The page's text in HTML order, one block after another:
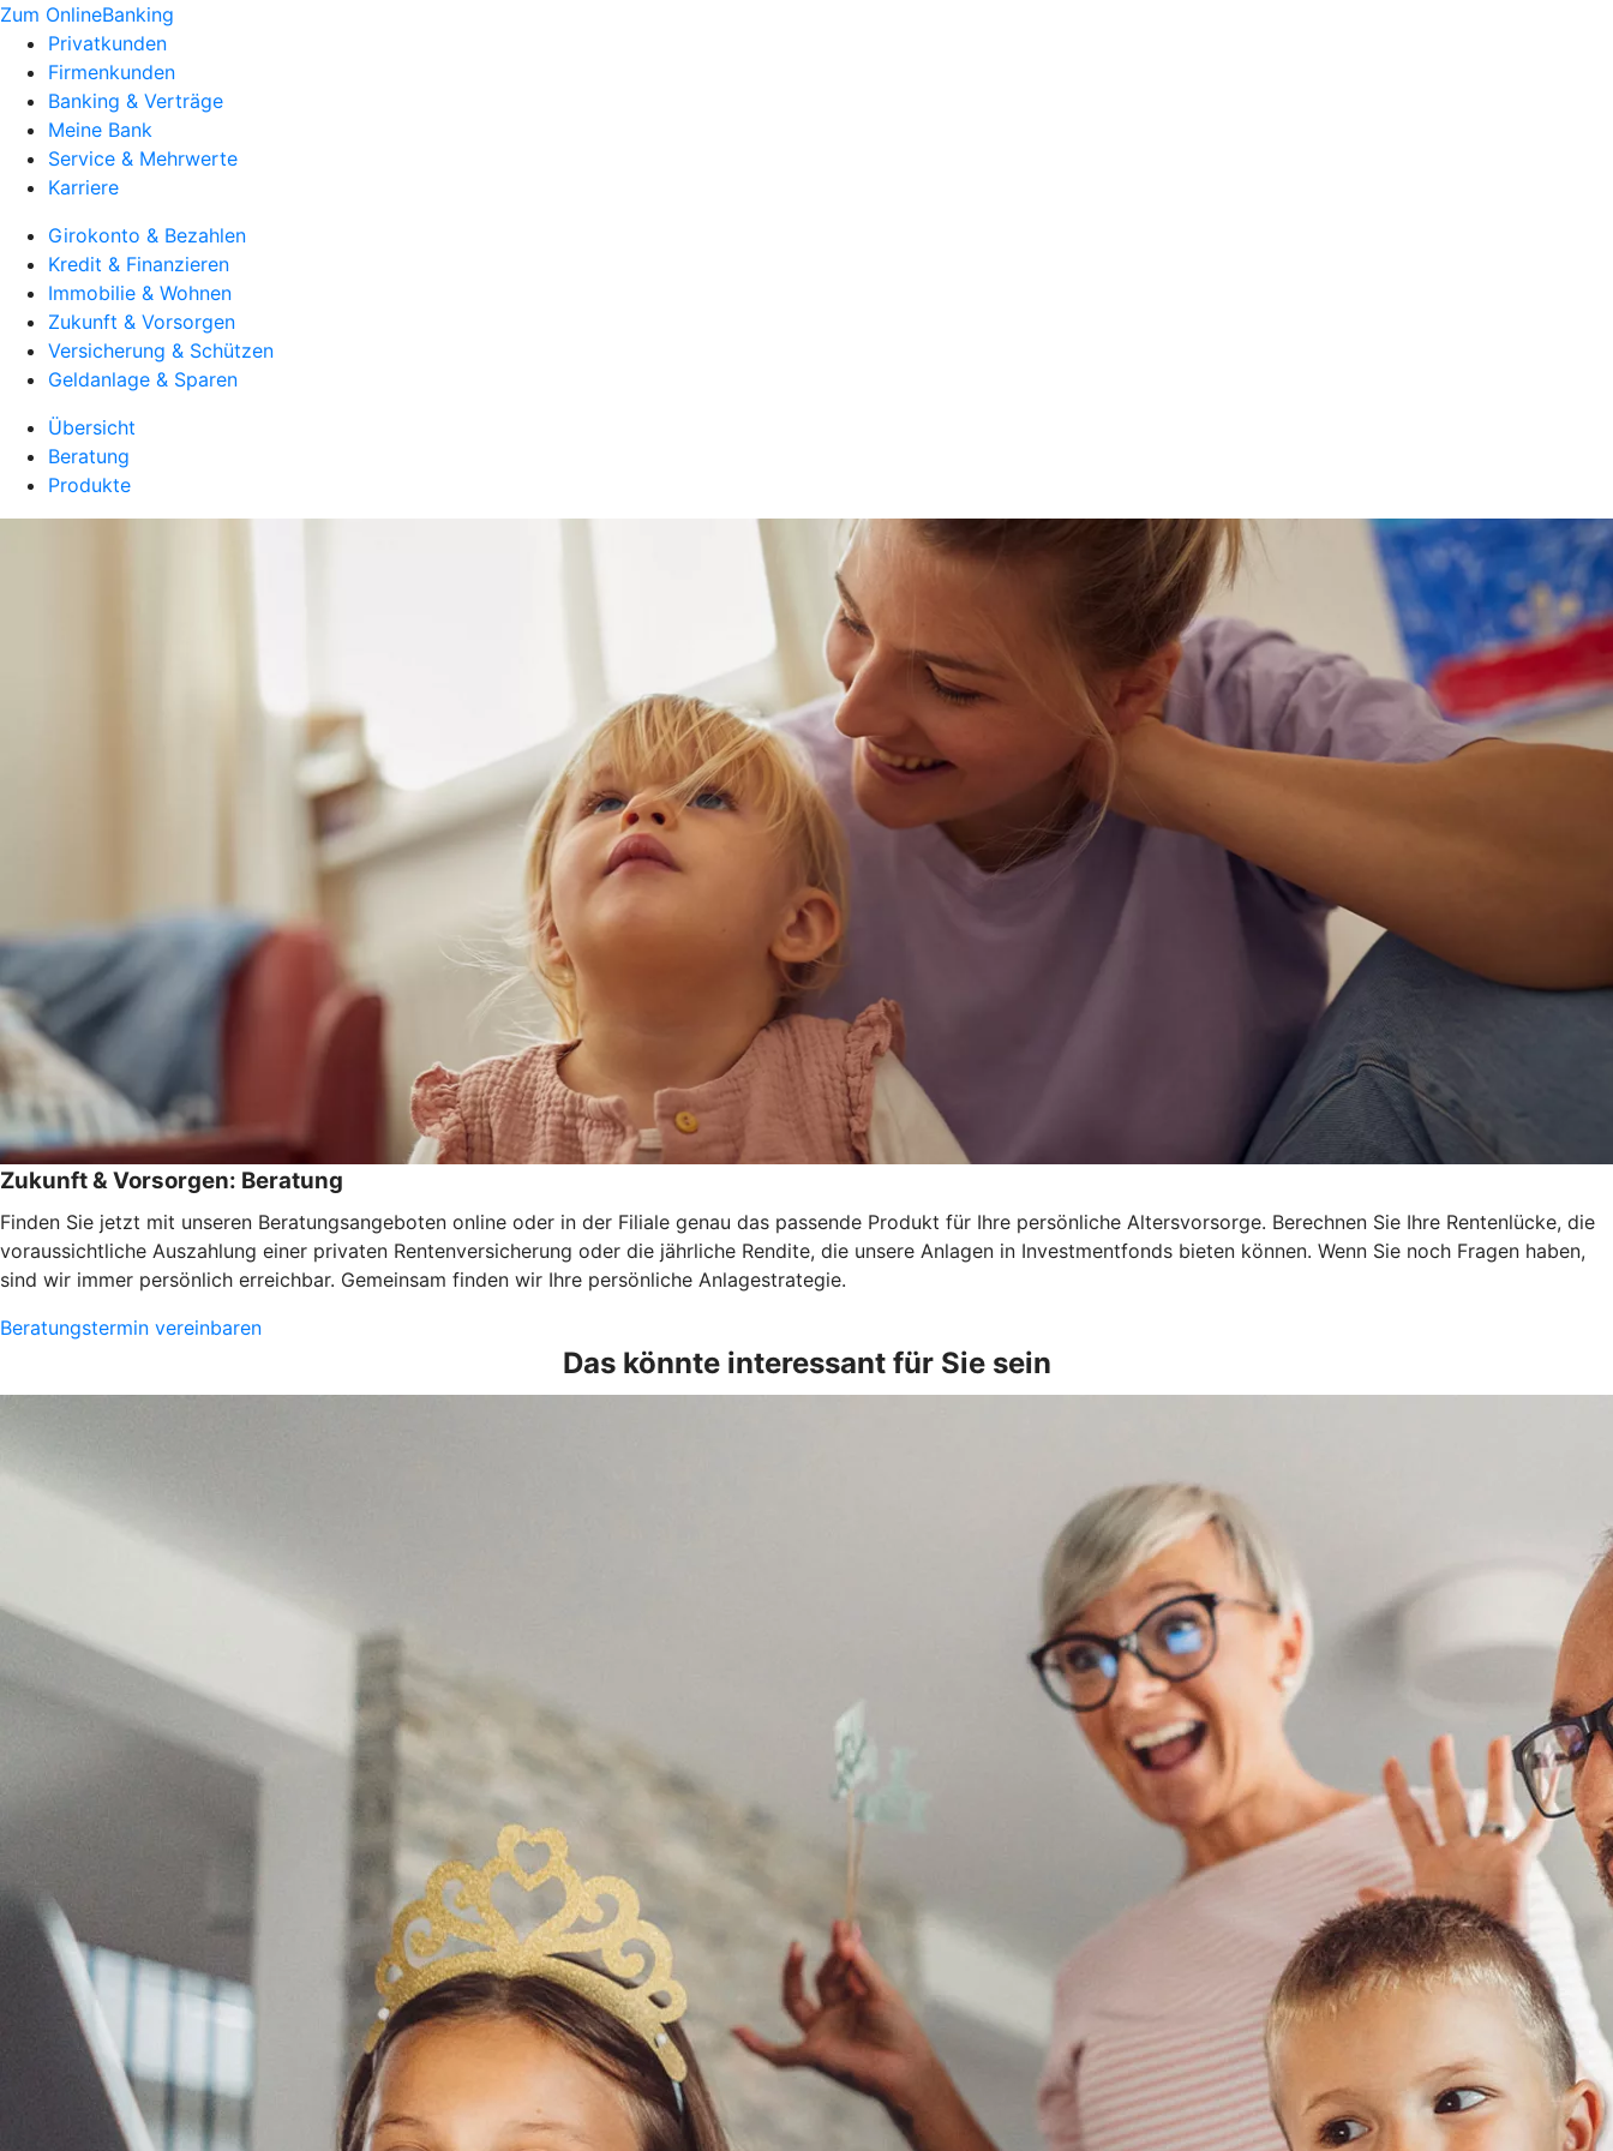
Zum OnlineBanking
Privatkunden
Firmenkunden
Banking & Verträge
Meine Bank
Service & Mehrwerte
Karriere
Girokonto & Bezahlen
Kredit & Finanzieren
Immobilie & Wohnen
Zukunft & Vorsorgen
Versicherung & Schützen
Geldanlage & Sparen
Übersicht
Beratung
Produkte
Zukunft & Vorsorgen: Beratung
Finden Sie jetzt mit unseren Beratungsangeboten online oder in der Filiale genau das passende Produkt für Ihre persönliche Altersvorsorge. Berechnen Sie Ihre Rentenlücke, die
voraussichtliche Auszahlung einer privaten Rentenversicherung oder die jährliche Rendite, die unsere Anlagen in Investmentfonds bieten können. Wenn Sie noch Fragen haben,
sind wir immer persönlich erreichbar. Gemeinsam finden wir Ihre persönliche Anlagestrategie.
Beratungstermin vereinbaren
Das könnte interessant für Sie sein